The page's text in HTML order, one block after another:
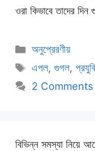
ওরা কিভাবে তাদের
Categories
অনুপ্রেরণীয়
Tags
এপল, গুগল,
2 Comments
বিভিন্ন সমস্যা নিয়ে